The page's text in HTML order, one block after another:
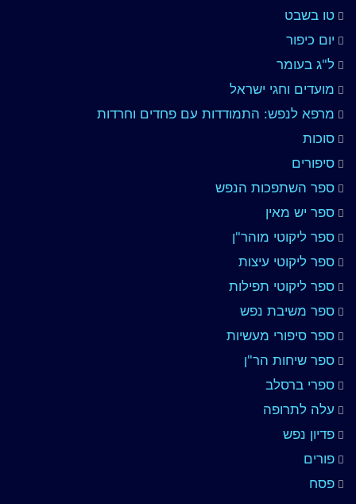
טו בשבט
יום כיפור
ל"ג בעומר
מועדים וחגי ישראל
מרפא לנפש: התמודדות עם פחדים וחרדות
סוכות
סיפורים
ספר השתפכות הנפש
ספר יש מאין
ספר ליקוטי מוהר"ן
ספר ליקוטי עיצות
ספר ליקוטי תפילות
ספר משיבת נפש
ספר סיפורי מעשיות
ספר שיחות הר"ן
ספרי ברסלב
עלה לתרופה
פדיון נפש
פורים
פסח